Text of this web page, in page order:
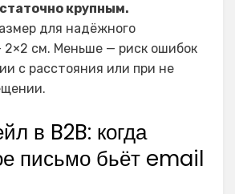
крупным.
для надёжного
2×2 см. Меньше — риск ошибок
с расстояния или при не
в B2B: когда
письмо бьёт email